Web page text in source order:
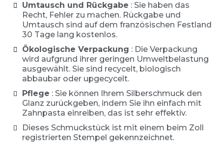
Umtausch und Rückgabe : Sie haben das
Recht, Fehler zu machen. Rückgabe und
Umtausch sind auf dem französischen Festland
30 Tage lang kostenlos.
Ökologische Verpackung : Die Verpackung
wird aufgrund ihrer geringen Umweltbelastung
ausgewählt. Sie sind recycelt, biologisch
abbaubar oder upgecycelt.
Pflege : Sie können Ihrem Silberschmuck den
Glanz zurückgeben, indem Sie ihn einfach mit
Zahnpasta einreiben, das ist sehr effektiv.
Dieses Schmuckstück ist mit einem beim Zoll
registrierten Stempel gekennzeichnet.